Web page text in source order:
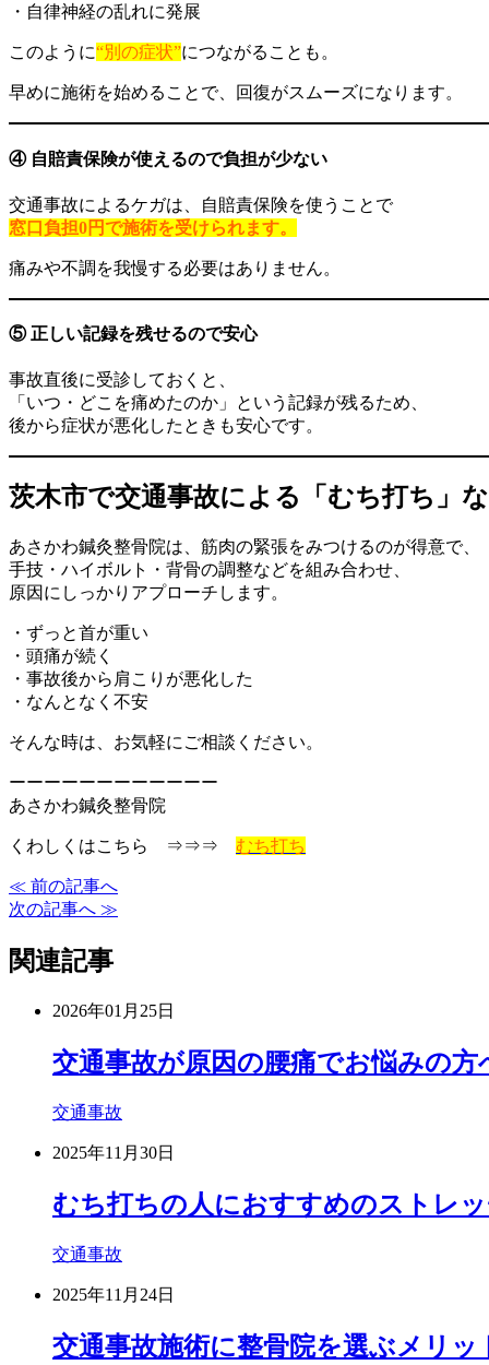
・自律神経の乱れに発展
このように“別の症状”につながることも。
早めに施術を始めることで、回復がスムーズになります。
④ 自賠責保険が使えるので負担が少ない
交通事故によるケガは、自賠責保険を使うことで
窓口負担0円で施術を受けられます。
痛みや不調を我慢する必要はありません。
⑤ 正しい記録を残せるので安心
事故直後に受診しておくと、
「いつ・どこを痛めたのか」という記録が残るため、
後から症状が悪化したときも安心です。
茨木市で交通事故による「むち打ち」
あさかわ鍼灸整骨院は、筋肉の緊張をみつけるのが得意で、
手技・ハイボルト・背骨の調整などを組み合わせ、
原因にしっかりアプローチします。
・ずっと首が重い
・頭痛が続く
・事故後から肩こりが悪化した
・なんとなく不安
そんな時は、お気軽にご相談ください。
ーーーーーーーーーーーー
あさかわ鍼灸整骨院
くわしくはこちら ⇒⇒⇒ むち打ち
≪ 前の記事へ
次の記事へ ≫
関連記事
2026年01月25日
交通事故が原因の腰痛でお悩みの方
交通事故
2025年11月30日
むち打ちの人におすすめのストレ
交通事故
2025年11月24日
交通事故施術に整骨院を選ぶメリッ